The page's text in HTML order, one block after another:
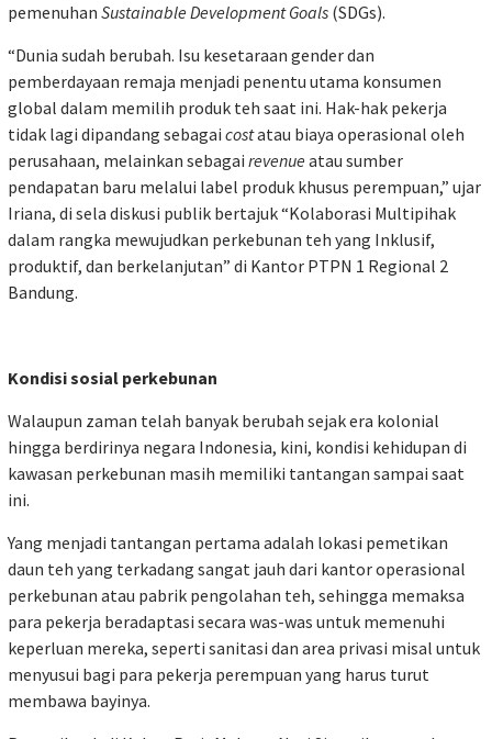
pemenuhan Sustainable Development Goals (SDGs).
“Dunia sudah berubah. Isu kesetaraan gender dan
pemberdayaan remaja menjadi penentu utama konsumen
global dalam memilih produk teh saat ini. Hak-hak pekerja
tidak lagi dipandang sebagai costatau biaya operasional oleh
perusahaan, melainkan sebagai revenue atau sumber
pendapatan baru melalui label produk khusus perempuan,” ujar
Iriana, di sela diskusi publik bertajuk “Kolaborasi Multipihak
dalam rangka mewujudkan perkebunan teh yang Inklusif,
produktif, dan berkelanjutan” di Kantor PTPN 1 Regional 2
Bandung.
Kondisi sosial perkebunan
Walaupun zaman telah banyak berubah sejak era kolonial
hingga berdirinya negara Indonesia, kini, kondisi kehidupan di
kawasan perkebunan masih memiliki tantangan sampai saat
ini.
Yang menjadi tantangan pertama adalah lokasi pemetikan
daun teh yang terkadang sangat jauh dari kantor operasional
perkebunan atau pabrik pengolahan teh, sehingga memaksa
para pekerja beradaptasi secara was-was untuk memenuhi
keperluan mereka, seperti sanitasi dan area privasi misal untuk
menyusui bagi para pekerja perempuan yang harus turut
membawa bayinya.